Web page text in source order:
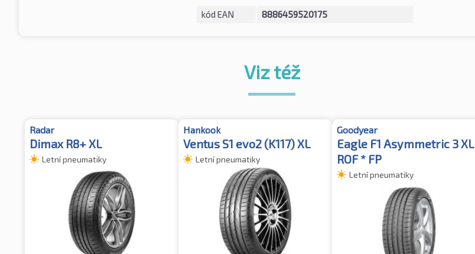
kód EAN 8886459520175
Viz též
Radar
Dimax R8+ XL
Letní pneumatiky
Hankook
Ventus S1 evo2 (K117) XL
Letní pneumatiky
Goodyear
Eagle F1 Asymmetric 3 XL
ROF * FP
Letní pneumatiky